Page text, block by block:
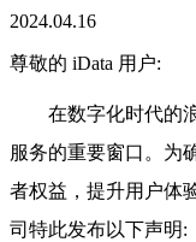
2024.04.16
尊敬的 iData 用户:
在数字化时代的
服务的重要窗口。为
者权益，提升用户体
司特此发布以下声明: